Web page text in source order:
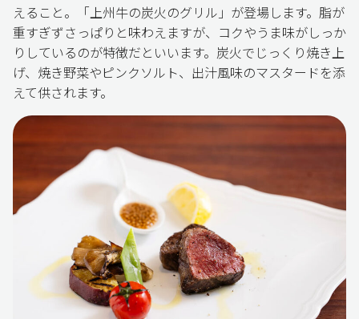
えること。「上州牛の炭火のグリル」が登場します。脂が
重すぎずさっぱりと味わえますが、コクやうま味がしっか
りしているのが特徴だといいます。炭火でじっくり焼き上
げ、焼き野菜やピンクソルト、出汁風味のマスタードを添
えて供されます。